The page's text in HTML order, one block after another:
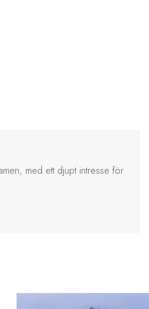
med ett djupt intresse för